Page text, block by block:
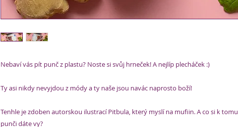
Nebaví vás pít punč z plastu? Noste si svůj hrneček! A nejlíp plecháček :)
Ty asi nikdy nevyjdou z módy a ty naše jsou navác naprosto boží!
Tenhle je zdoben autorskou ilustrací Pitbula, který myslí na mufiin. A co si k tomu
punči dáte vy?